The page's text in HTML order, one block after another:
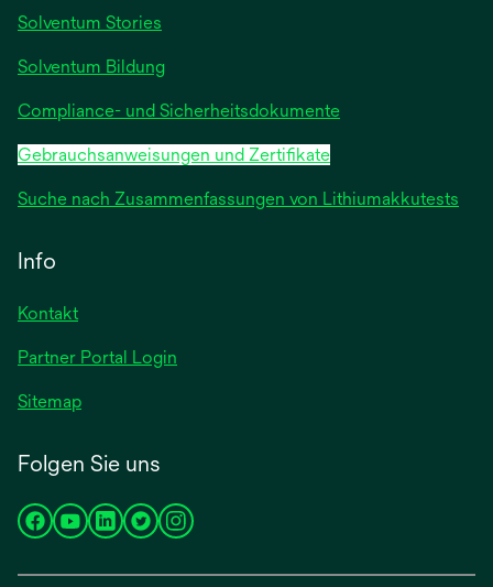
Registerkarte
Solventum Stories
Solventum Bildung
Compliance- und Sicherheitsdokumente
Gebrauchsanweisungen und Zertifikate
Suche nach Zusammenfassungen von Lithiumakkutests
Info
Kontakt
Partner Portal Login
Sitemap
Folgen Sie uns
wirdwirdwirdwirdwird